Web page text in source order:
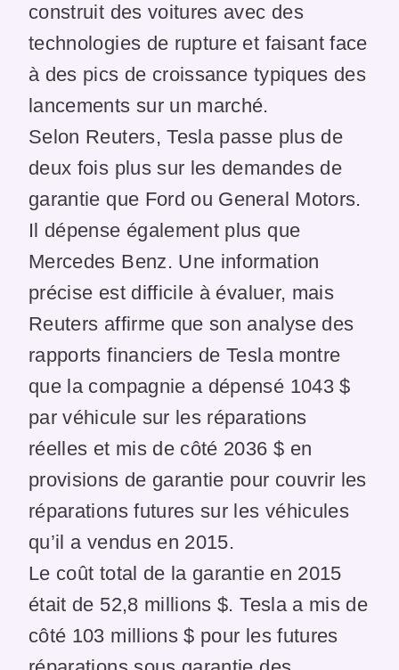
construit des voitures avec des
technologies de rupture et faisant face
à des pics de croissance typiques des
lancements sur un marché.
Selon Reuters, Tesla passe plus de
deux fois plus sur les demandes de
garantie que Ford ou General Motors.
Il dépense également plus que
Mercedes Benz. Une information
précise est difficile à évaluer, mais
Reuters affirme que son analyse des
rapports financiers de Tesla montre
que la compagnie a dépensé 1043 $
par véhicule sur les réparations
réelles et mis de côté 2036 $ en
provisions de garantie pour couvrir les
réparations futures sur les véhicules
qu’il a vendus en 2015.
Le coût total de la garantie en 2015
était de 52,8 millions $. Tesla a mis de
côté 103 millions $ pour les futures